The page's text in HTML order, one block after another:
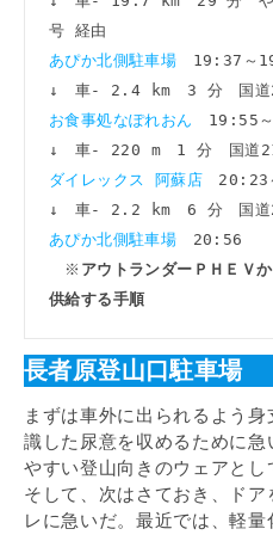
あぴか北側駐車場 19:37～
お食事処なぽれおん 19:55
ダイレックス 阿蘇店 20:23
あぴか北側駐車場 20:56
※ アウトランダーＰＨＥＶ
供給する手順
長者原登山口駐車場
まずは車外に出られるよう
識した尿意を収めるために
やすい登山向きのウェアとし
そして、次はさておき、ド
レに急いだ。最近では、軽